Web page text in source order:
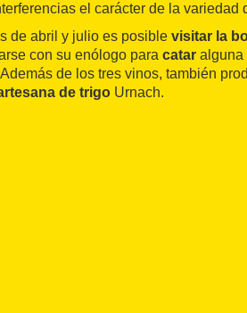
el carácter de la variedad
de abril y julio es posible visitar la
con su enólogo para catar alguna
de los tres vinos, también
de trigo Urnach.